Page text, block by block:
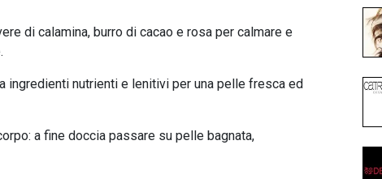
di calamina, burro di cacao e rosa per calmare e
nutrienti e lenitivi per una pelle fresca ed
a fine doccia passare su pelle bagnata,